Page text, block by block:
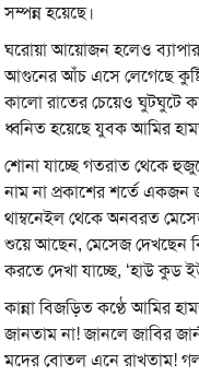
সম্পন্ন হয়েছে।
ঘরোয়া আয়োজন হলেও
আগুনের আঁচ এসে লেগেছে
কালো রাতের চেয়েও ঘুটঘুটে
ধ্বনিত হয়েছে যুবক আমির
শোনা যাচ্ছে গতরাত থেকে
নাম না প্রকাশের শর্তে একজন
থাম্বনেইল থেকে অনবরত
শুয়ে আছেন, মেসেজ দেখছেন
করতে দেখা যাচ্ছে, ‘হাউ কুড
কান্না বিজড়িত কণ্ঠে আমির
জানতাম না! জানলে জাবির
মদের বোতল এনে রাখতাম!